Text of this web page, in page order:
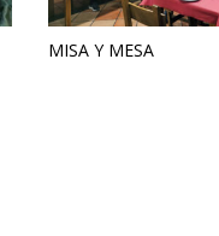
MISA Y MESA